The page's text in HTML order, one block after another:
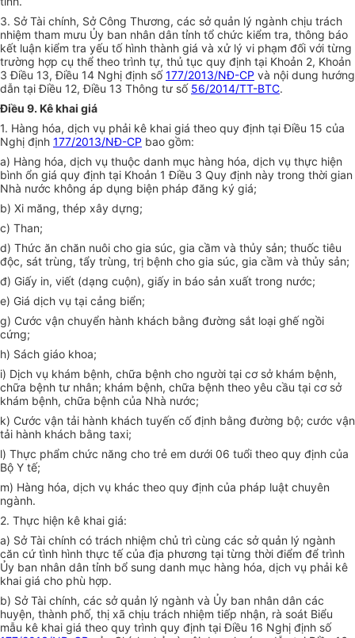
3. Sở Tài chính, Sở Công Thương, các sở quản lý ngành chịu trách
nhiệm tham mưu Ủy ban nhân dân tỉnh tổ chức kiểm tra, thông báo
kết luận kiểm tra yếu tố hình thành giá và xử lý vi phạm đối với từng
trường hợp cụ thể theo trình tự, thủ tục quy định tại Khoản 2, Khoản
3 Điều 13, Điều 14 Nghị định số177/2013/NĐ-CP và nội dung hướng
dẫn tại Điều 12, Điều 13 Thông tư số 56/2014/TT-BTC.
Điều 9. Kê khai giá
1. Hàng hóa, dịch vụ phải kê khai giá theo quy định tại Điều 15 của
Nghị định 177/2013/NĐ-CP bao gồm:
a) Hàng hóa, dịch vụ thuộc danh mục hàng hóa, dịch vụ thực hiện
bình ổn giá quy định tại Khoản 1 Điều 3 Quy định này trong thời gian
Nhà nước không áp dụng biện pháp đăng ký giá;
b) Xi măng, thép xây dựng;
c) Than;
d) Thức ăn chăn nuôi cho gia súc, gia cầm và thủy sản; thuốc tiêu
độc, sát trùng, tẩy trùng, trị bệnh cho gia súc, gia cầm và thủy sản;
đ) Giấy in, viết (dạng cuộn), giấy in báo sản xuất trong nước;
e) Giá dịch vụ tại cảng biển;
g) Cước vận chuyển hành khách bằng đường sắt loại ghế ngồi
cứng;
h) Sách giáo khoa;
i) Dịch vụ khám bệnh, chữa bệnh cho người tại cơ sở khám bệnh,
chữa bệnh tư nhân; khám bệnh, chữa bệnh theo yêu cầu tại cơ sở
khám bệnh, chữa bệnh của Nhà nước;
k) Cước vận tải hành khách tuyến cố định bằng đường bộ; cước vận
tải hành khách bằng taxi;
l) Thực phẩm chức năng cho trẻ em dưới 06 tuổi theo quy định của
Bộ Y tế;
m) Hàng hóa, dịch vụ khác theo quy định của pháp luật chuyên
ngành.
2. Thực hiện kê khai giá:
a) Sở Tài chính có trách nhiệm chủ trì cùng các sở quản lý ngành
căn cứ tình hình thực tế của địa phương tại từng thời điểm để trình
Ủy ban nhân dân tỉnh bổ sung danh mục hàng hóa, dịch vụ phải kê
khai giá cho phù hợp.
b) Sở Tài chính, các sở quản lý ngành và Ủy ban nhân dân các
huyện, thành phố, thị xã chịu trách nhiệm tiếp nhận, rà soát Biểu
mẫu kê khai giá theo quy trình quy định tại Điều 16 Nghị định số